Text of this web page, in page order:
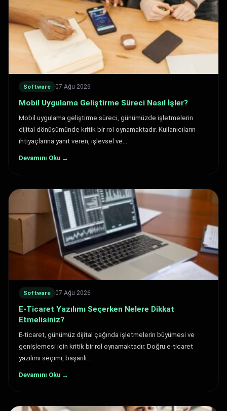
Software 07 Ağu 2026
Mobil Uygulama Geliştirme Süreci Nasıl İşler?
Mobil uygulama geliştirme süreci, günümüzde işletmelerin
dijital dönüşümünde kritik bir rol oynamaktadır. Kullanıcıların
ihtiyaçlarına yanıt veren, işlevsel ve…
Devamını Oku →
Software 07 Ağu 2026
E-Ticaret Yazılımı Seçerken Nelere Dikkat
Etmelisiniz?
E-ticaret, günümüz dijital çağında işletmelerin büyümesi ve
genişlemesi için kritik bir rol oynamaktadır. Doğru e-ticaret
yazılımı seçimi, başarılı…
Devamını Oku →